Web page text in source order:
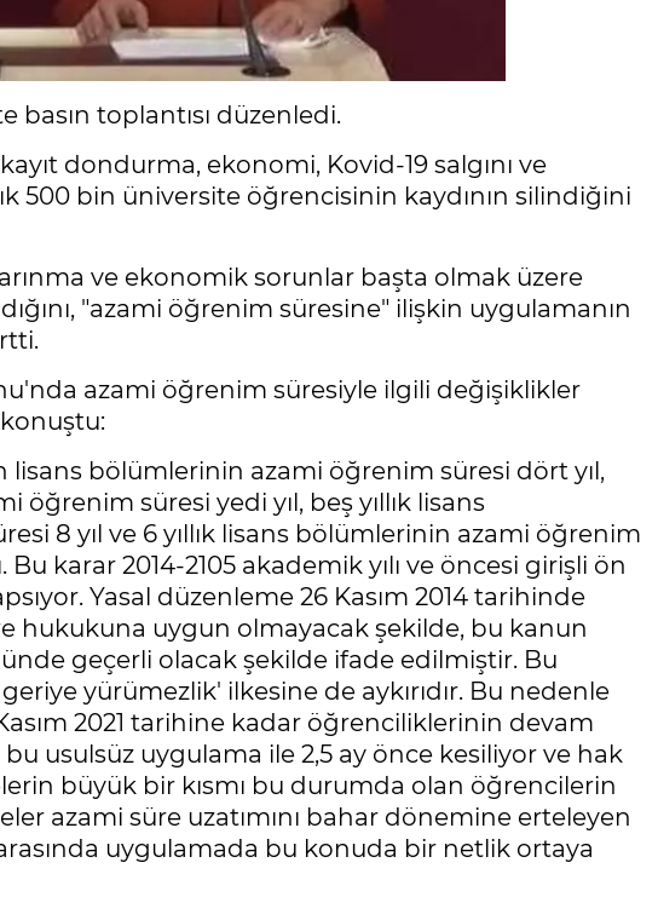
basın toplantısı düzenledi.
dondurma, ekonomi, Kovid-19 salgını ve
500 bin üniversite öğrencisinin kaydının silindiğini
ve ekonomik sorunlar başta olmak üzere
"azami öğrenim süresine" ilişkin uygulamanın
azami öğrenim süresiyle ilgili değişiklikler
konuştu:
lisans bölümlerinin azami öğrenim süresi dört yıl,
öğrenim süresi yedi yıl, beş yıllık lisans
8 yıl ve 6 yıllık lisans bölümlerinin azami öğrenim
Bu karar 2014-2105 akademik yılı ve öncesi girişli ön
Yasal düzenleme 26 Kasım 2014 tarihinde
hukukuna uygun olmayacak şekilde, bu kanun
geçerli olacak şekilde ifade edilmiştir. Bu
yürümezlik' ilkesine de aykırıdır. Bu nedenle
2021 tarihine kadar öğrenciliklerinin devam
usulsüz uygulama ile 2,5 ay önce kesiliyor ve hak
büyük bir kısmı bu durumda olan öğrencilerin
azami süre uzatımını bahar dönemine erteleyen
uygulamada bu konuda bir netlik ortaya